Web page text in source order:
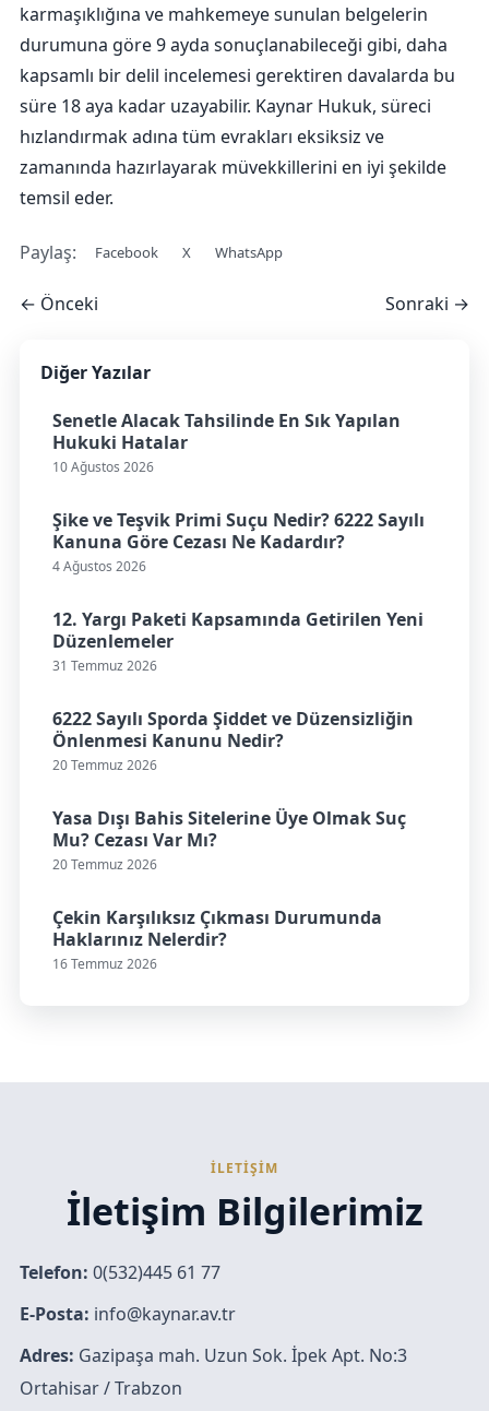
karmaşıklığına ve mahkemeye sunulan belgelerin
durumuna göre 9 ayda sonuçlanabileceği gibi, daha
kapsamlı bir delil incelemesi gerektiren davalarda bu
süre 18 aya kadar uzayabilir. Kaynar Hukuk, süreci
hızlandırmak adına tüm evrakları eksiksiz ve
zamanında hazırlayarak müvekkillerini en iyi şekilde
temsil eder.
Paylaş: Facebook X WhatsApp
← Önceki Sonraki →
Diğer Yazılar
Senetle Alacak Tahsilinde En Sık Yapılan
Hukuki Hatalar
10 Ağustos 2026
Şike ve Teşvik Primi Suçu Nedir? 6222 Sayılı
Kanuna Göre Cezası Ne Kadardır?
4 Ağustos 2026
12. Yargı Paketi Kapsamında Getirilen Yeni
Düzenlemeler
31 Temmuz 2026
6222 Sayılı Sporda Şiddet ve Düzensizliğin
Önlenmesi Kanunu Nedir?
20 Temmuz 2026
Yasa Dışı Bahis Sitelerine Üye Olmak Suç
Mu? Cezası Var Mı?
20 Temmuz 2026
Çekin Karşılıksız Çıkması Durumunda
Haklarınız Nelerdir?
16 Temmuz 2026
İLETİŞİM
İletişim Bilgilerimiz
Telefon: 0(532)445 61 77
E-Posta: info@kaynar.av.tr
Adres: Gazipaşa mah. Uzun Sok. İpek Apt. No:3
Ortahisar / Trabzon